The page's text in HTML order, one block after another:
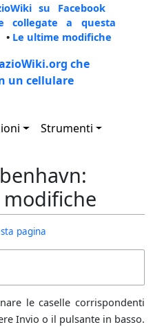
su Facebook
collegate a questa
• Le ultime modifiche
che
un cellulare
Strumenti
pagina
le caselle corrispondenti
Invio o il pulsante in basso.